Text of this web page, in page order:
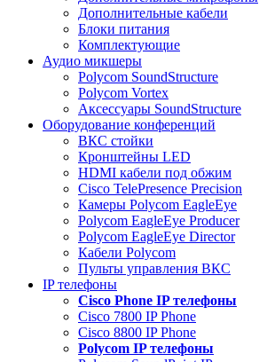
Дополнительные кабели
Блоки питания
Комплектующие
Аудио микшеры
Polycom SoundStructure
Polycom Vortex
Аксессуары SoundStructure
Оборудование конференций
ВКС стойки
Кронштейны LED
HDMI кабели под обжим
Cisco TelePresence Precision
Камеры Polycom EagleEye
Polycom EagleEye Producer
Polycom EagleEye Director
Кабели Polycom
Пульты управления ВКС
IP телефоны
Сisco Phone IP телефоны
Cisco 7800 IP Phone
Cisco 8800 IP Phone
Polycom IP телефоны